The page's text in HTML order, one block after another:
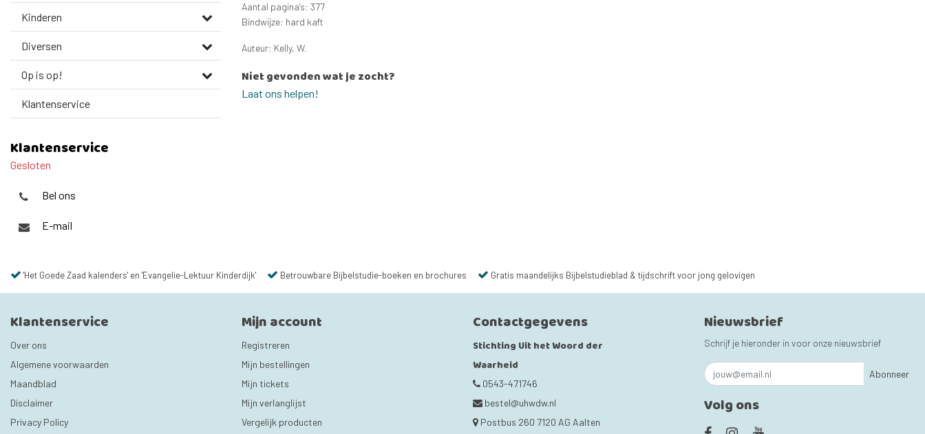
Kinderen
Diversen
Op is op!
Klantenservice
Klantenservice
Gesloten
Bel ons
E-mail
Aantal pagina's: 377
Bindwijze: hard kaft
Auteur: Kelly, W.
Niet gevonden wat je zocht?
Laat ons helpen!
'Het Goede Zaad kalenders' en 'Evangelie-Lektuur Kinderdijk' Betrouwbare Bijbelstudie-boeken en brochures Gratis maandelijks Bijbelstudieblad & tijdschrift voor jong gelovigen
Klantenservice
Over ons
Algemene voorwaarden
Maandblad
Disclaimer
Privacy Policy
Mijn account
Registreren
Mijn bestellingen
Mijn tickets
Mijn verlanglijst
Vergelijk producten
Contactgegevens
Stichting Uit het Woord der
Waarheid
0543-471746
bestel@uhwdw.nl
Postbus 260 7120 AG Aalten
Nieuwsbrief
Schrijf je hieronder in voor onze nieuwsbrief
Abonneer
Volg ons